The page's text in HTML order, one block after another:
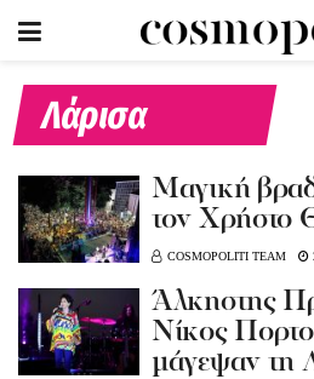
Λάρισα
Μαγική
τον Χρήστο
COSMOPOLITI TEAM
Άλκηστης
Νίκος
μάγεψαν τη